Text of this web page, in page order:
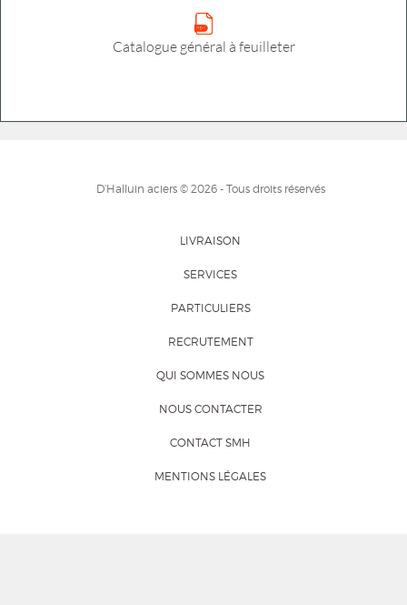
Catalogue général à feuilleter
D’Halluin aciers © 2026 - Tous droits réservés
LIVRAISON
SERVICES
PARTICULIERS
RECRUTEMENT
QUI SOMMES NOUS
NOUS CONTACTER
CONTACT SMH
MENTIONS LÉGALES